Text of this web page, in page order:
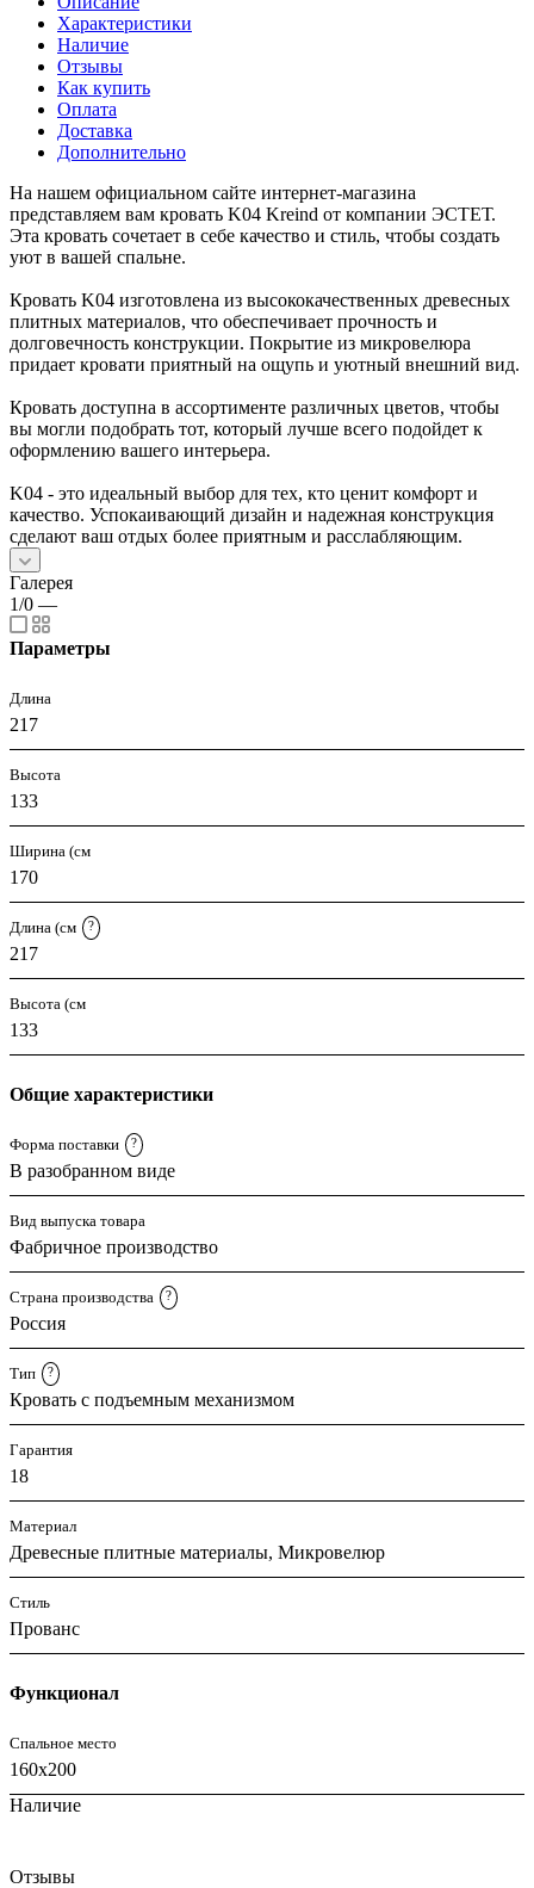
Характеристики
Наличие
Отзывы
Как купить
Оплата
Доставка
Дополнительно
На нашем официальном сайте интернет-магазина
представляем вам кровать K04 Kreind от компании ЭСТЕТ.
Эта кровать сочетает в себе качество и стиль, чтобы создать
уют в вашей спальне.
Кровать K04 изготовлена из высококачественных древесных
плитных материалов, что обеспечивает прочность и
долговечность конструкции. Покрытие из микровелюра
придает кровати приятный на ощупь и уютный внешний вид.
Кровать доступна в ассортименте различных цветов, чтобы
вы могли подобрать тот, который лучше всего подойдет к
оформлению вашего интерьера.
K04 - это идеальный выбор для тех, кто ценит комфорт и
качество. Успокаивающий дизайн и надежная конструкция
сделают ваш отдых более приятным и расслабляющим.
Галерея
1/0 —
Параметры
Длина
217
Высота
133
Ширина (см
170
Длина (см ?
217
Высота (см
133
Общие характеристики
Форма поставки ?
В разобранном виде
Вид выпуска товара
Фабричное производство
Страна производства ?
Россия
Тип ?
Кровать с подъемным механизмом
Гарантия
18
Материал
Древесные плитные материалы, Микровелюр
Стиль
Прованс
Функционал
Спальное место
160x200
Наличие
Отзывы